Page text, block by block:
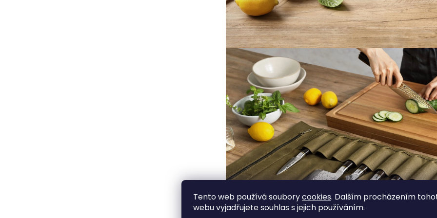
Tento web používá souborycookies. Dalším procházením
webu vyjadřujete souhlas s jejich používáním.